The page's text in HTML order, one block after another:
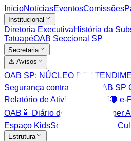
InícioNotíciasEventosComissões
Institucional
Diretoria ExecutivaHistória da
TatuapéOAB Seccional SP
Secretaria
⚠️ Avisos
OAB SP: NÚCLEO DE
Segurança contra golpes
OAB SP
Relatório de Atividades 2025🔴 e-
OAB🤖 Diário do Direito 🤖 Super
Espaço KidsSeja um Apoiador
Estrutura